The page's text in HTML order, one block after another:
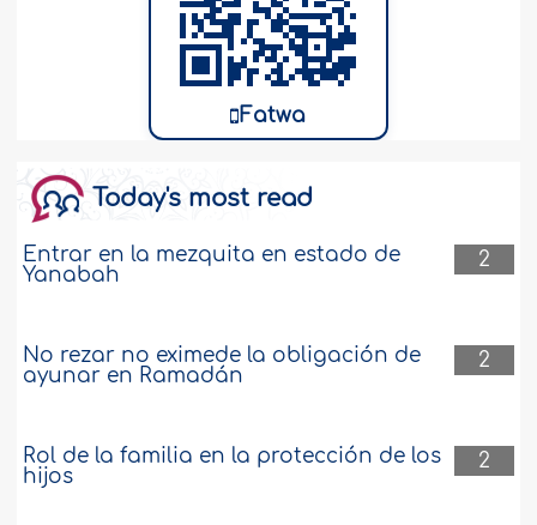
Fatwa
Today's most read
2
Entrar en la mezquita en estado de
Yanabah
2
No rezar no eximede la obligación de
ayunar en Ramadán
2
Rol de la familia en la protección de los
hijos